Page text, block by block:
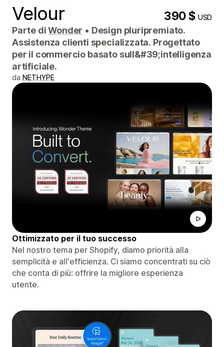
Velour 390 $USD
Parte diWonder • Design pluripremiato.
Assistenza clienti specializzata. Progettato
per il commercio basato sull&#39;intelligenza
artificiale.
da NETHYPE
Ottimizzato per il tuo successo
Nel nostro tema per Shopify, diamo priorità alla
semplicità e all'efficienza. Ci siamo concentrati su ciò
che conta di più: offrire la migliore esperienza
utente.